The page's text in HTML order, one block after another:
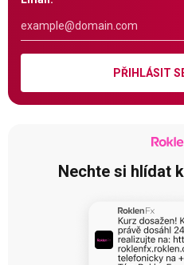
PŘIHLÁSIT
Nechte si hlídat